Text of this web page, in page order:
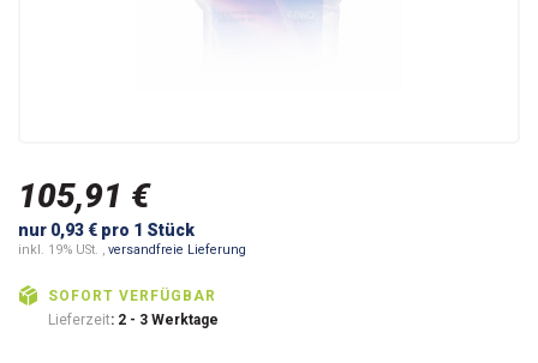
105,91 €
nur 0,93 € pro 1 Stück
inkl. 19% USt. , versandfreie Lieferung
SOFORT VERFÜGBAR
Lieferzeit: 2 - 3 Werktage